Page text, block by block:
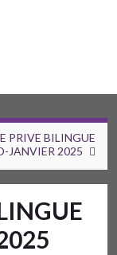
PRIVE BILINGUE
JANVIER 2025